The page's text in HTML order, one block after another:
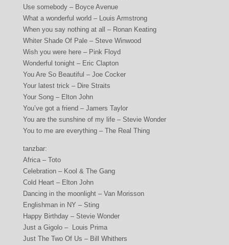
Use somebody – Boyce Avenue
What a wonderful world – Louis Armstrong
When you say nothing at all – Ronan Keating
Whiter Shade Of Pale – Steve Winwood
Wish you were here – Pink Floyd
Wonderful tonight – Eric Clapton
You Are So Beautiful – Joe Cocker
Your latest trick – Dire Straits
Your Song – Elton John
You’ve got a friend – Jamers Taylor
You are the sunshine of my life – Stevie Wonder
You to me are everything – The Real Thing
tanzbar:
Africa – Toto
Celebration – Kool & The Gang
Cold Heart – Elton John
Dancing in the moonlight – Van Morisson
Englishman in NY – Sting
Happy Birthday – Stevie Wonder
Just a Gigolo – Louis Prima
Just The Two Of Us – Bill Whithers